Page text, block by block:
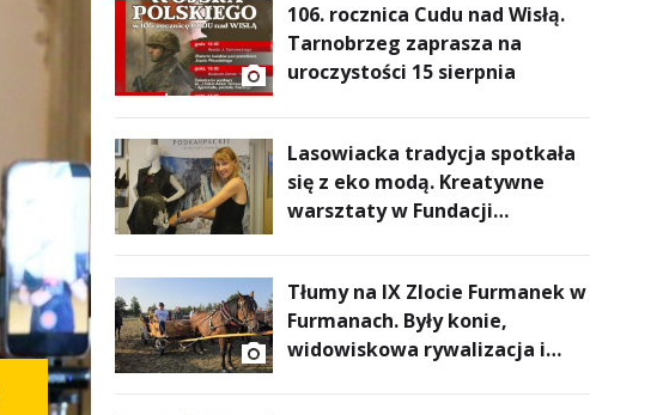
106. rocznica Cudu nad Wisłą.
Tarnobrzeg zaprasza na
uroczystości 15 sierpnia
Lasowiacka tradycja spotkała
się z eko modą. Kreatywne
warsztaty w Fundacji
Tłumy na IX Zlocie Furmanek w
Furmanach. Były konie,
widowiskowa rywalizacja i